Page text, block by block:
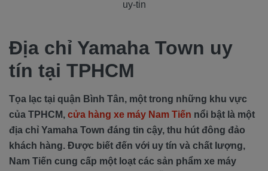
Địa chỉ Yamaha Town uy
tín tại TPHCM
Tọa lạc tại quận Bình Tân, một trong những khu vực
của TPHCM, cửa hàng xe máy Nam Tiến nổi bật là một
địa chỉ Yamaha Town đáng tin cậy, thu hút đông đảo
khách hàng. Được biết đến với uy tín và chất lượng,
Nam Tiến cung cấp một loạt các sản phẩm xe máy